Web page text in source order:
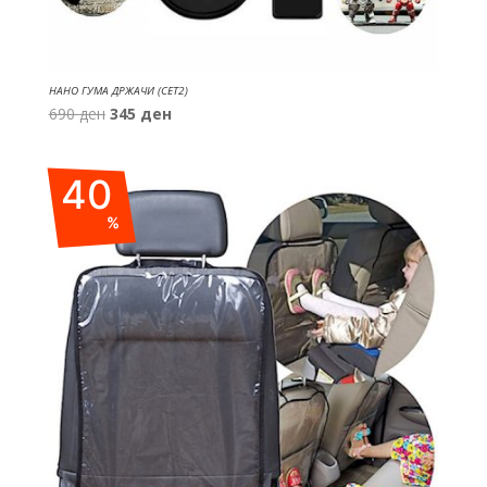
НАНО ГУМА ДРЖАЧИ (СЕТ2)
690ден Original
690 ден.
345 денCurrent
345 ден.
40
%